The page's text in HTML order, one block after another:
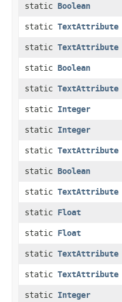
static Boolean
static TextAttribute
static TextAttribute
static Boolean
static TextAttribute
static Integer
static Integer
static TextAttribute
static Boolean
static TextAttribute
static Float
static Float
static TextAttribute
static TextAttribute
static Integer